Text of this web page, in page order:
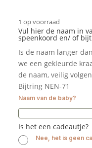
1 op voorraad
Vul hier de naam in
speenkoord en/ of
Is de naam langer
we een gekleurde
de naam, veilig
Bijtring NEN-71
Naam van de baby?
Is het een cadeautje?
Nee, het is geen